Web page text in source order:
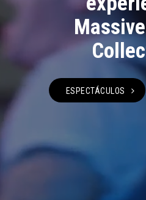
ESPECTÁCULOS